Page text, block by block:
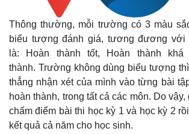
Thông thường, mỗi trường có 3 màu
biểu tượng đánh giá, tương đương với
là: Hoàn thành tốt, Hoàn thành
thành. Trường không dùng biểu tượng
thẳng nhận xét của mình vào từng bài
hoàn thành, trong tất cả các môn. Do
chấm điểm bài thi học kỳ 1 và học kỳ 2
kết quả cả năm cho học sinh.